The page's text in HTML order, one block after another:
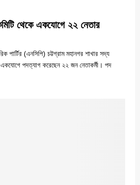
থেকে একযোগে ২২ নেতার
পার্টির (এনসিপি) চট্টগ্রাম মহানগর শাখার সদ্য
পদত্যাগ করেছেন ২২ জন নেতাকর্মী। পদ